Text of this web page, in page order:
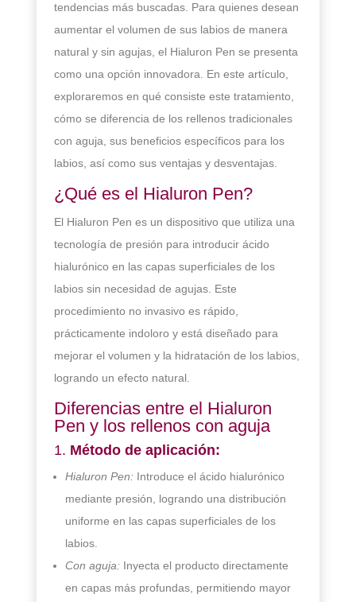
tendencias más buscadas. Para quienes desean
aumentar el volumen de sus labios de manera
natural y sin agujas, el Hialuron Pen se presenta
como una opción innovadora. En este artículo,
exploraremos en qué consiste este tratamiento,
cómo se diferencia de los rellenos tradicionales
con aguja, sus beneficios específicos para los
labios, así como sus ventajas y desventajas.
¿Qué es el Hialuron Pen?
El Hialuron Pen es un dispositivo que utiliza una
tecnología de presión para introducir ácido
hialurónico en las capas superficiales de los
labios sin necesidad de agujas. Este
procedimiento no invasivo es rápido,
prácticamente indoloro y está diseñado para
mejorar el volumen y la hidratación de los labios,
logrando un efecto natural.
Diferencias entre el Hialuron
Pen y los rellenos con aguja
1. Método de aplicación:
Hialuron Pen: Introduce el ácido hialurónico
mediante presión, logrando una distribución
uniforme en las capas superficiales de los
labios.
Con aguja: Inyecta el producto directamente
en capas más profundas, permitiendo mayor